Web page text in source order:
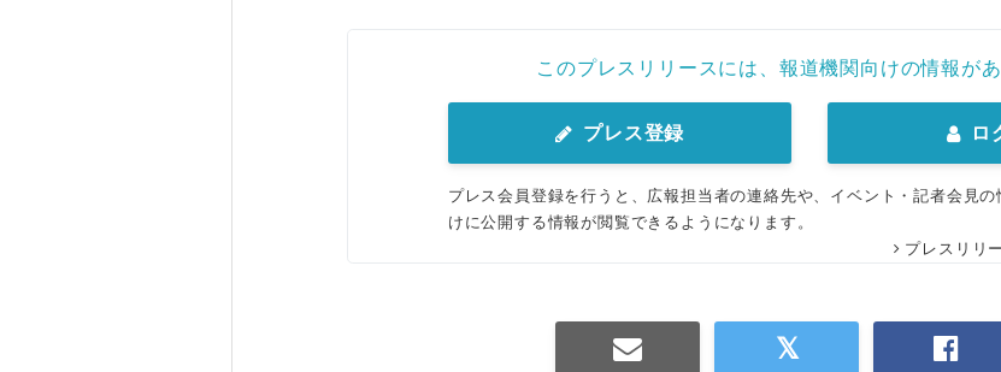
このプレスリリースには、報道機関向けの情報があ
プレス登録 ロ
プレス会員登録を行うと、広報担当者の連絡先や、イベント・記者会見
けに公開する情報が閲覧できるようになります。
プレスリリ